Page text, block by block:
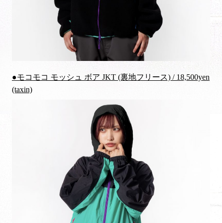
●モコモコ モッシュ ボア JKT (裏地フリース) / 18,500yen
(taxin)